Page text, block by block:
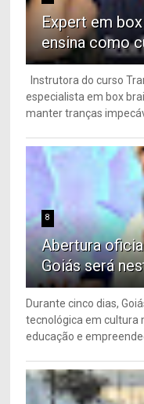
Expert em
ensina como
Instrutora do curso
especialista em box
manter tranças
8
Abertura
Goiás será
Durante cinco dias,
tecnológica em cultura
educação e